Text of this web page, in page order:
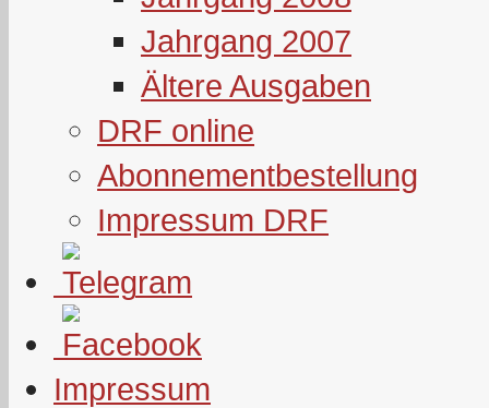
Jahrgang 2007
Ältere Ausgaben
DRF online
Abonnementbestellung
Impressum DRF
Impressum